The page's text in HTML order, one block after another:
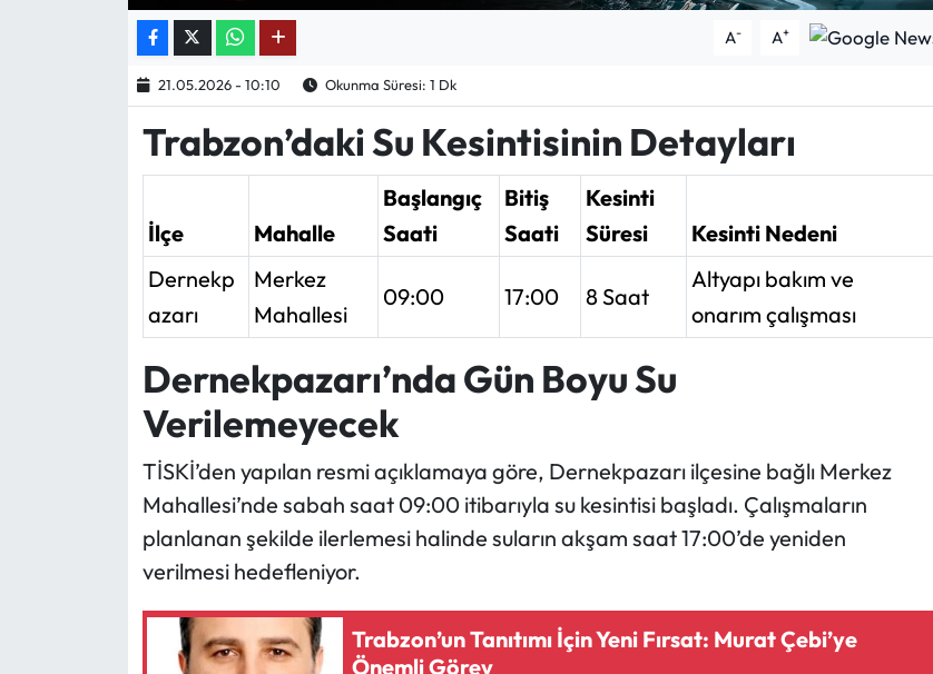
A- A+
21.05.2026 - 10:10 Okunma Süresi: 1 Dk
Trabzon’daki Su Kesintisinin Detayları
İlçe Mahalle
Başlangıç
Saati
Bitiş
Saati
Kesinti
Süresi
Kesinti Nedeni
Dernekp
azarı
Merkez
Mahallesi
09:00 17:00 8 Saat
Altyapı bakım ve
onarım çalışması
Dernekpazarı’nda Gün Boyu Su
Verilemeyecek
TİSKİ’den yapılan resmi açıklamaya göre, Dernekpazarı ilçesine bağlı Merkez
Mahallesi’nde sabah saat 09:00 itibarıyla su kesintisi başladı. Çalışmaların
planlanan şekilde ilerlemesi halinde suların akşam saat 17:00’de yeniden
verilmesi hedefleniyor.
Trabzon’un Tanıtımı İçin Yeni Fırsat: Murat Çebi’ye
Önemli Görev